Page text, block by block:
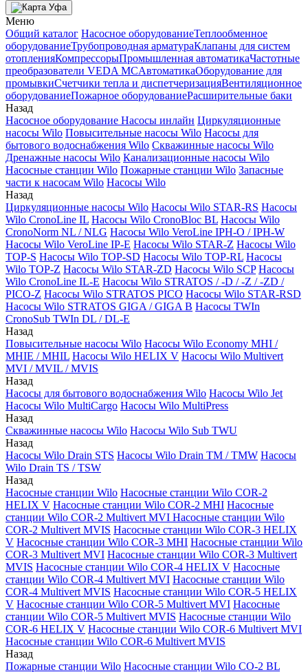
Уфа
Меню
Общий каталог Насосное оборудованиеТеплообменное
оборудованиеТрубопроводная арматураКлапаны для систем
отопленияКомпрессорыПромышленная автоматикаЧастотные
преобразователи VEDA MCАвтоматикаОборудование для
промывкиСчетчики тепла и диспетчеризацияВентиляционное
оборудованиеПожарное оборудованиеРасширительные баки
Назад
Насосное оборудование Насосы инлайн Циркуляционные
насосы Wilo Повысительные насосы Wilo Насосы для
бытового водоснабжения Wilo Скважинные насосы Wilo
Дренажные насосы Wilo Канализационные насосы Wilo
Насосные станции Wilo Пожарные станции Wilo Запасные
части к насосам Wilo Насосы Wilo
Назад
Циркуляционные насосы Wilo Насосы Wilo STAR-RS Насосы
Wilo CronoLine IL Насосы Wilo CronoBloc BL Насосы Wilo
CronoNorm NL / NLG Насосы Wilo VeroLine IPH-O / IPH-W
Насосы Wilo VeroLine IP-E Насосы Wilo STAR-Z Насосы Wilo
TOP-S Насосы Wilo TOP-SD Насосы Wilo TOP-RL Насосы
Wilo TOP-Z Насосы Wilo STAR-ZD Насосы Wilo SCP Насосы
Wilo CronoLine IL-E Насосы Wilo STRATOS / -D / -Z / -ZD /
PICO-Z Насосы Wilo STRATOS PICO Насосы Wilo STAR-RSD
Насосы Wilo STRATOS GIGA / GIGA B Насосы TWIn
CronoSub TWIn DL / DL-E
Назад
Повысительные насосы Wilo Насосы Wilo Economy MHI /
MHIE / MHIL Насосы Wilo HELIX V Насосы Wilo Multivert
MVI / MVIL / MVIS
Назад
Насосы для бытового водоснабжения Wilo Насосы Wilo Jet
Насосы Wilo MultiCargo Насосы Wilo MultiPress
Назад
Скважинные насосы Wilo Насосы Wilo Sub TWU
Назад
Насосы Wilo Drain STS Насосы Wilo Drain TM / TMW Насосы
Wilo Drain TS / TSW
Назад
Насосные станции Wilo Насосные станции Wilo COR-2
HELIX V Насосные станции Wilo COR-2 MHI Насосные
станции Wilo COR-2 Multivert MVI Насосные станции Wilo
COR-2 Multivert MVIS Насосные станции Wilo COR-3 HELIX
V Насосные станции Wilo COR-3 MHI Насосные станции Wilo
COR-3 Multivert MVI Насосные станции Wilo COR-3 Multivert
MVIS Насосные станции Wilo COR-4 HELIX V Насосные
станции Wilo COR-4 Multivert MVI Насосные станции Wilo
COR-4 Multivert MVIS Насосные станции Wilo COR-5 HELIX
V Насосные станции Wilo COR-5 Multivert MVI Насосные
станции Wilo COR-5 Multivert MVIS Насосные станции Wilo
COR-6 HELIX V Насосные станции Wilo COR-6 Multivert MVI
Насосные станции Wilo COR-6 Multivert MVIS
Назад
Пожарные станции Wilo Насосные станции Wilo CO-2 BL